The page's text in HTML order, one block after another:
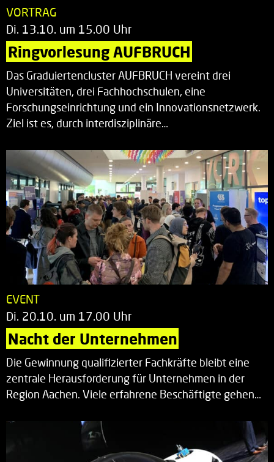
VORTRAG
Di. 13.10. um 15.00 Uhr
Ringvorlesung AUFBRUCH
Das Graduiertencluster AUFBRUCH vereint drei
Universitäten, drei Fachhochschulen, eine
Forschungseinrichtung und ein Innovationsnetzwerk.
Ziel ist es, durch interdisziplinäre…
EVENT
Di. 20.10. um 17.00 Uhr
Nacht der Unternehmen
Die Gewinnung qualifizierter Fachkräfte bleibt eine
zentrale Herausforderung für Unternehmen in der
Region Aachen. Viele erfahrene Beschäftigte gehen…